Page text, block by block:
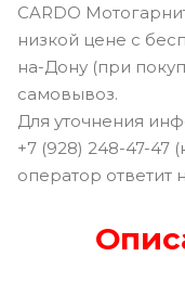
CARDO
низкой цене с
на-Дону (при
самовывоз.
Для уточнения
+7 (928) 248-47-47
оператор